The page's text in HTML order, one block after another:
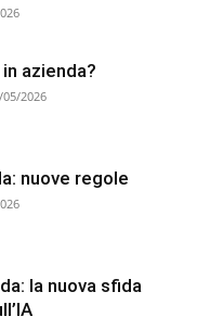
azienda?
05/2026
nuove regole
la nuova sfida